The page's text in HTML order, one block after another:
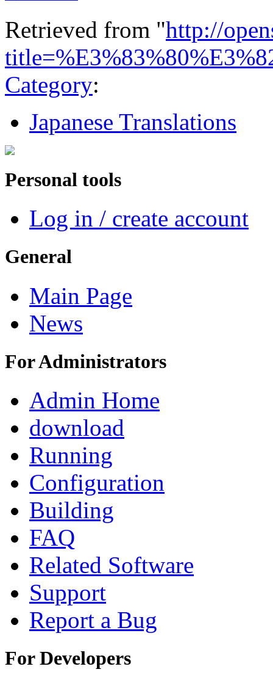
Retrieved from "http://
Category:
Japanese Translations
Personal tools
Log in / create account
General
Main Page
News
For Administrators
Admin Home
download
Running
Configuration
Building
FAQ
Related Software
Support
Report a Bug
For Developers